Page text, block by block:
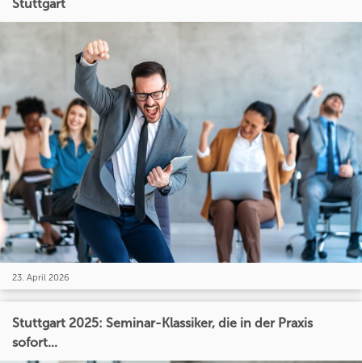
Stuttgart
23. April 2026
Stuttgart 2025: Seminar-Klassiker, die in der Praxis
sofort...